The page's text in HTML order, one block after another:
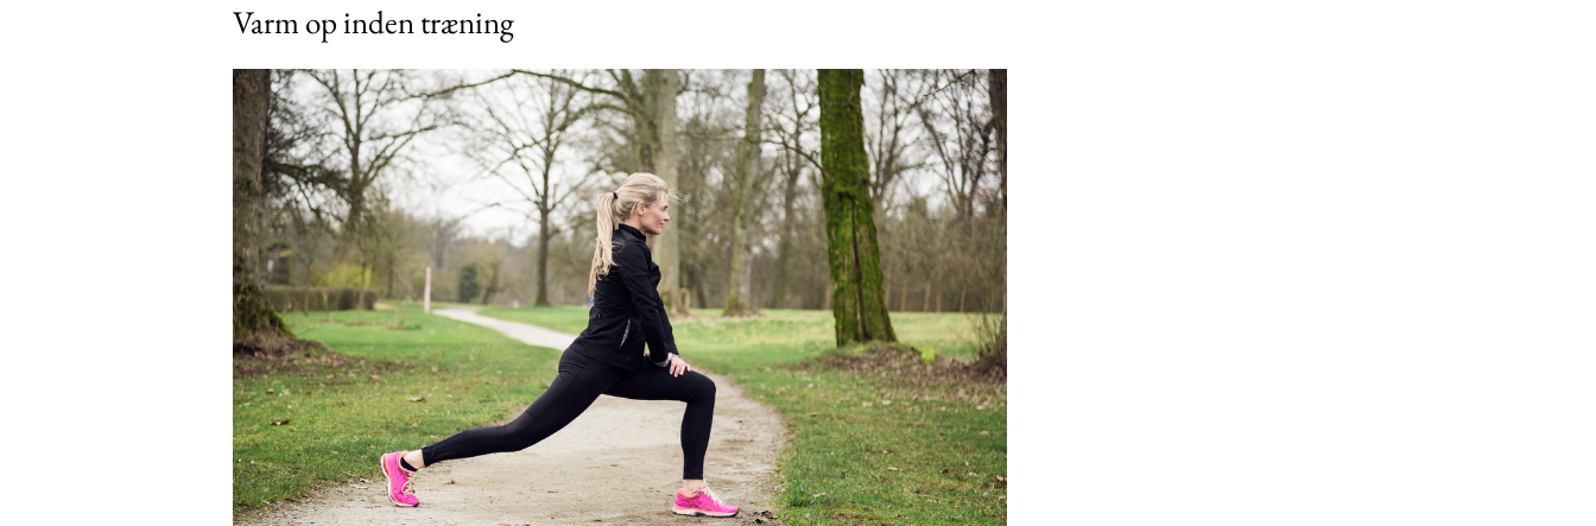
Subscription Plans
Free limited access
Gratis / forever
Etiam est nibh, lobortis sit
Member full access
100DKK
Etiam est nibh, lobortis sit
Varm op inden træning